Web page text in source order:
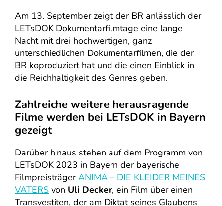
Am 13. September zeigt der BR anlässlich der
LETsDOK Dokumentarfilmtage eine lange
Nacht mit drei hochwertigen, ganz
unterschiedlichen Dokumentarfilmen, die der
BR koproduziert hat und die einen Einblick in
die Reichhaltigkeit des Genres geben.
Zahlreiche weitere herausragende
Filme werden bei LETsDOK in Bayern
gezeigt
Darüber hinaus stehen auf dem Programm von
LETsDOK 2023 in Bayern der bayerische
FilmpreisträgerANIMA – DIE KLEIDER MEINES
VATERS von Uli Decker, ein Film über einen
Transvestiten, der am Diktat seines Glaubens